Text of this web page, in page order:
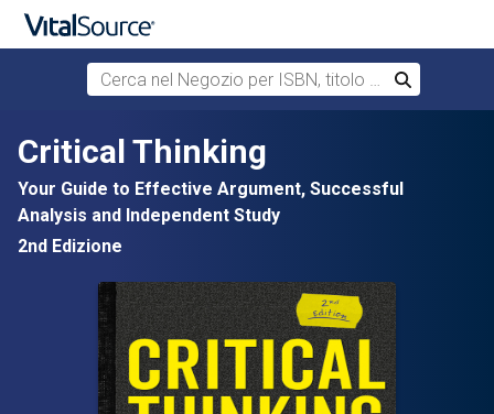
Passa al contenuto principale
Cerca nel Negozio per ISBN, titolo o autore
Cerca
Critical Thinking
Your Guide to Effective Argument, Successful
Analysis and Independent Study
2nd Edizione